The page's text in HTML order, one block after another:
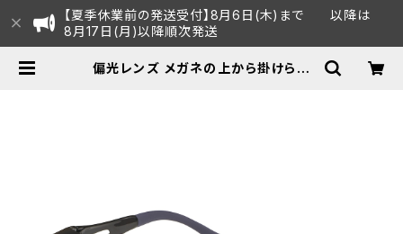
【夏季休業前の発送受付】8月6日(木)まで 以降は
8月17日(月)以降順次発送
偏光レンズ メガネの上から掛けられ